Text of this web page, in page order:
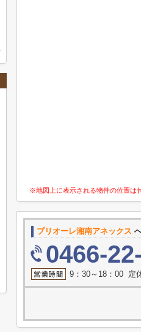
※地図上に表示される物件の位置は
プリオーレ湘南アネックス
0466-
9：30～18：00 定